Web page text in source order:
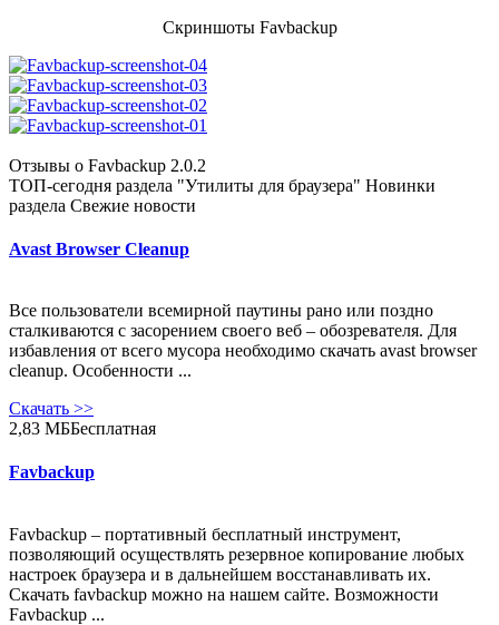
Скриншоты Favbackup
Отзывы о Favbackup 2.0.2
ТОП-сегодня раздела "Утилиты для браузера" Новинки
раздела Свежие новости
Avast Browser Cleanup
Все пользователи всемирной паутины рано или поздно
сталкиваются с засорением своего веб – обозревателя. Для
избавления от всего мусора необходимо скачать avast browser
cleanup. Особенности ...
Скачать >>
2,83 МББесплатная
Favbackup
Favbackup – портативный бесплатный инструмент,
позволяющий осуществлять резервное копирование любых
настроек браузера и в дальнейшем восстанавливать их.
Скачать favbackup можно на нашем сайте. Возможности
Favbackup ...